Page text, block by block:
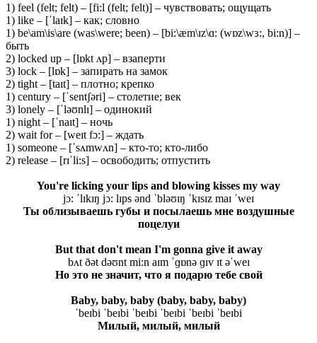
1) feel (felt; felt) – [fi:l (felt; felt)] – чувствовать; ощущать
1) like – [ˈlaɪk] – как; словно
1) be\am\is\are (was\were; been) – [bi:\æm\ɪz\ɑ: (wɒz\wɜ:, bi:n)] –
быть
2) locked up – [lɒkt ʌp] – взаперти
3) lock – [lɒk] – запирать на замок
2) tight – [taɪt] – плотно; крепко
1) century – [ˈsentʃəri] – столетие; век
3) lonely – [ˈləʊnlɪ] – одинокий
1) night – [ˈnaɪt] – ночь
2) wait for – [weɪt fɔ:] – ждать
1) someone – [ˈsʌmwʌn] – кто-то; кто-либо
2) release – [rɪˈli:s] – освободить; отпустить
You're licking your lips and blowing kisses my way
jɔ: ˈlɪkɪŋ jɔ: lɪps ənd ˈbləʊɪŋ ˈkɪsɪz maɪ ˈweɪ
Ты облизываешь губы и посылаешь мне воздушные
поцелуи
But that don't mean I'm gonna give it away
bʌt ðət dəʊnt mi:n aɪm ˈɡɒnə ɡɪv ɪt əˈweɪ
Но это не значит, что я подарю тебе свой
Baby, baby, baby (baby, baby, baby)
ˈbeɪbi ˈbeɪbi ˈbeɪbi ˈbeɪbi ˈbeɪbi ˈbeɪbi
Милый, милый, милый